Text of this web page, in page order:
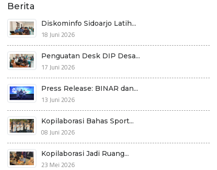
Berita
Diskominfo Sidoarjo Latih...
18 Juni 2026
Penguatan Desk DIP Desa...
17 Juni 2026
Press Release: BINAR dan...
13 Juni 2026
Kopilaborasi Bahas Sport...
08 Juni 2026
Kopilaborasi Jadi Ruang...
23 Mei 2026